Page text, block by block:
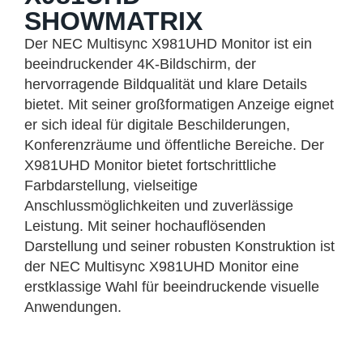
SHOWMATRIX
Der NEC Multisync X981UHD Monitor ist ein
beeindruckender 4K-Bildschirm, der
hervorragende Bildqualität und klare Details
bietet. Mit seiner großformatigen Anzeige eignet
er sich ideal für digitale Beschilderungen,
Konferenzräume und öffentliche Bereiche. Der
X981UHD Monitor bietet fortschrittliche
Farbdarstellung, vielseitige
Anschlussmöglichkeiten und zuverlässige
Leistung. Mit seiner hochauflösenden
Darstellung und seiner robusten Konstruktion ist
der NEC Multisync X981UHD Monitor eine
erstklassige Wahl für beeindruckende visuelle
Anwendungen.